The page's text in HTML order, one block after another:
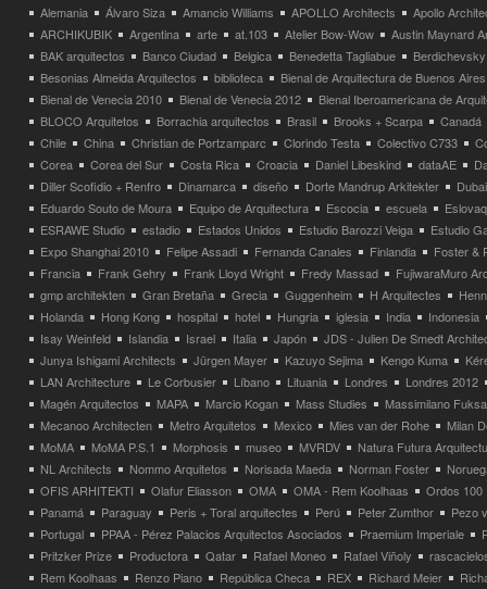
Alemania
Álvaro Siza Amancio Williams APOLLO Architects
Apollo
ARCHIKUBIK
Argentina arte at.103 Atelier Bow-Wow
Austin Maynard
BAK arquitectos
Banco Ciudad Belgica Benedetta Tagliabue
Besonias Almeida Arquitectos
biblioteca
Bienal de Arquitectura de Buenos Aires
Bienal de Venecia 2010
Bienal de Venecia 2012
Bienal Iberoamericana de
BLOCO Arquitetos
Borrachia arquitectos Brasil Brooks + Scarpa
Canadá
Chile
China Christian de Portzamparc Clorindo Testa Colectivo C733
Corea
Corea del Sur Costa Rica Croacia Daniel Libeskind dataAE
Diller Scofidio + Renfro
Dinamarca diseño Dorte Mandrup Arkitekter
Dubai
Eduardo Souto de Moura
Equipo de Arquitectura Escocia escuela
ESRAWE Studio
estadio Estados Unidos Estudio Barozzi Veiga
Estudio
Expo Shanghai 2010
Felipe Assadi Fernanda Canales Finlandia
Foster &
Francia
Frank Gehry Frank Lloyd Wright Fredy Massad
FujiwaraMuro
gmp architekten
Gran Bretaña Grecia Guggenheim H Arquitectes
Holanda
Hong Kong hospital hotel Hungria iglesia India
Indonesia
Isay Weinfeld
Islandia Israel Italia Japón
JDS - Julien De Smedt
Junya Ishigami Architects
Jürgen Mayer Kazuyo Sejima Kengo Kuma
LAN Architecture
Le Corbusier Líbano Lituania Londres
Londres 2012
Magén Arquitectos
MAPA Marcio Kogan Mass Studies
Massimilano
Mecanoo Architecten
Metro Arquitetos Mexico Mies van der Rohe
Milan
MoMA
MoMA P.S.1 Morphosis museo MVRDV
Natura Futura
NL Architects
Nommo Arquitetos Norisada Maeda Norman Foster
OFIS ARHITEKTI
Olafur Eliasson OMA OMA - Rem Koolhaas
Ordos 100
Panamá
Paraguay Peris + Toral arquitectes Perú Peter Zumthor
Pezo
Portugal
PPAA - Pérez Palacios Arquitectos Asociados Praemium Imperiale
Pritzker Prize
Productora Qatar Rafael Moneo Rafael Viñoly
Rem Koolhaas
Renzo Piano República Checa REX Richard Meier